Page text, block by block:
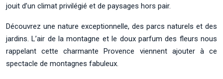
jouit d’un climat privilégié et de paysages hors pair.
Découvrez une nature exceptionnelle, des parcs naturels et des
jardins. L’air de la montagne et le doux parfum des fleurs nous
rappelant cette charmante Provence viennent ajouter à ce
spectacle de montagnes fabuleux.